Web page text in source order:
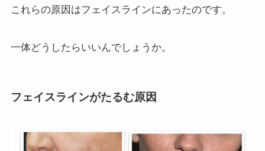
これらの原因はフェイスラインにあったのです。
一体どうしたらいいんでしょうか。
フェイスラインがたるむ原因